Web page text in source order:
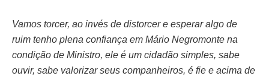
Vamos torcer, ao invés de distorcer e esperar algo de
ruim tenho plena confiança em Mário Negromonte na
condição de Ministro, ele é um cidadão simples, sabe
ouvir, sabe valorizar seus companheiros, é fie e acima de